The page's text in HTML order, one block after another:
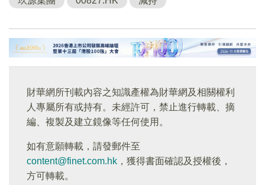
財華網所刊載內容之知識產權為財華網及相關權利
人專屬所有或持有。未經許可，禁止進行轉載、摘
編、複製及建立鏡像等任何使用。
如有意願轉載，請發郵件至
content@finet.com.hk ，獲得書面確認及授權後，
方可轉載。